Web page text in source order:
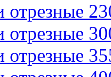
отрезные
отрезные
отрезные